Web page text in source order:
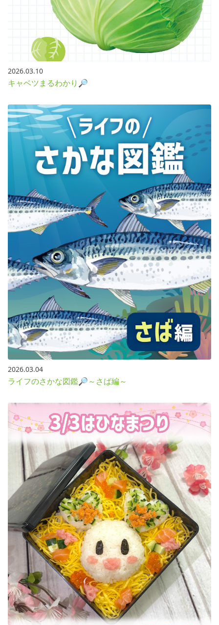
2026.03.10
キャベツまるわかり🔎
2026.03.04
ライフのさかな図鑑🔎～さば編～